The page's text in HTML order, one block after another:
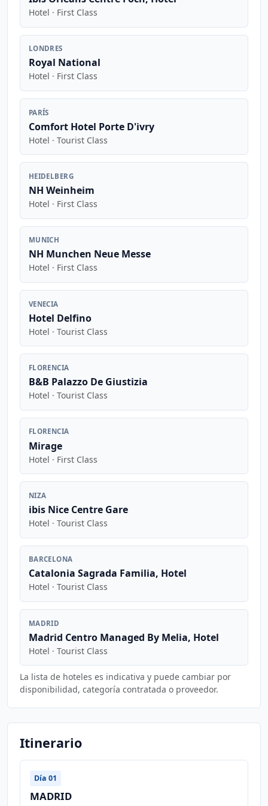
Hotel · First Class
LONDRES
Royal National
Hotel · First Class
PARÍS
Comfort Hotel Porte D'ivry
Hotel · Tourist Class
HEIDELBERG
NH Weinheim
Hotel · First Class
MUNICH
NH Munchen Neue Messe
Hotel · First Class
VENECIA
Hotel Delfino
Hotel · Tourist Class
FLORENCIA
B&B Palazzo De Giustizia
Hotel · Tourist Class
FLORENCIA
Mirage
Hotel · First Class
NIZA
ibis Nice Centre Gare
Hotel · Tourist Class
BARCELONA
Catalonia Sagrada Familia, Hotel
Hotel · Tourist Class
MADRID
Madrid Centro Managed By Melia, Hotel
Hotel · Tourist Class
La lista de hoteles es indicativa y puede cambiar por
disponibilidad, categoría contratada o proveedor.
Itinerario
Día 01
MADRID